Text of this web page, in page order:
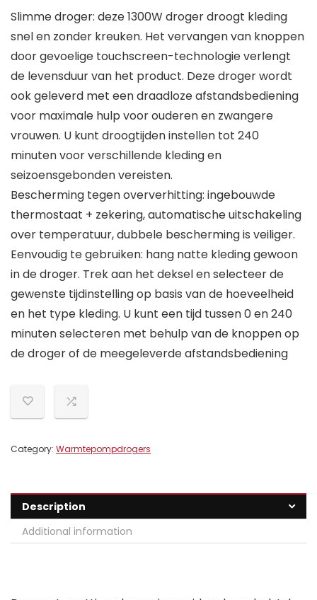
Slimme droger: deze 1300W droger droogt kleding
snel en zonder kreuken. Het vervangen van knoppen
door gevoelige touchscreen-technologie verlengt
de levensduur van het product. Deze droger wordt
ook geleverd met een draadloze afstandsbediening
voor maximale hulp voor ouderen en zwangere
vrouwen. U kunt droogtijden instellen tot 240
minuten voor verschillende kleding en
seizoensgebonden vereisten.
Bescherming tegen oververhitting: ingebouwde
thermostaat + zekering, automatische uitschakeling
over temperatuur, dubbele bescherming is veiliger.
Eenvoudig te gebruiken: hang natte kleding gewoon
in de droger. Trek aan het deksel en selecteer de
gewenste tijdinstelling op basis van de hoeveelheid
en het type kleding. U kunt een tijd tussen 0 en 240
minuten selecteren met behulp van de knoppen op
de droger of de meegeleverde afstandsbediening
Category: Warmtepompdrogers
Description
Additional information